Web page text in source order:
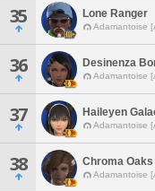
35 Lone Ranger
Adamantoise
36 Desinenza
Adamantoise
37 Haileyen
Adamantoise
38 Chroma Oaks
Adamantoise